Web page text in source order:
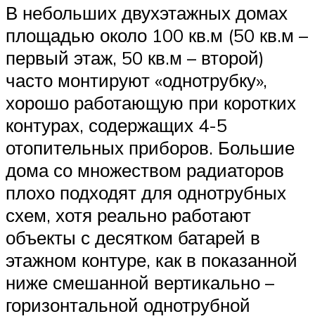
В небольших двухэтажных домах
площадью около 100 кв.м (50 кв.м –
первый этаж, 50 кв.м – второй)
часто монтируют «однотрубку»,
хорошо работающую при коротких
контурах, содержащих 4-5
отопительных приборов. Большие
дома со множеством радиаторов
плохо подходят для однотрубных
схем, хотя реально работают
объекты с десятком батарей в
этажном контуре, как в показанной
ниже смешанной вертикально –
горизонтальной однотрубной